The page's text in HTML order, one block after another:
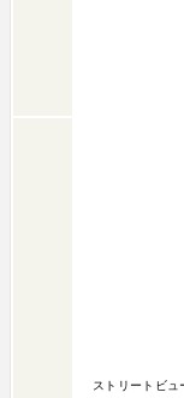
ストリートビュ